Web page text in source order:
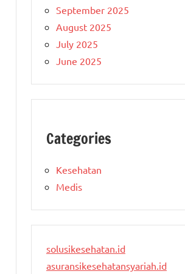
September 2025
August 2025
July 2025
June 2025
Categories
Kesehatan
Medis
solusikesehatan.id
asuransikesehatansyariah.id